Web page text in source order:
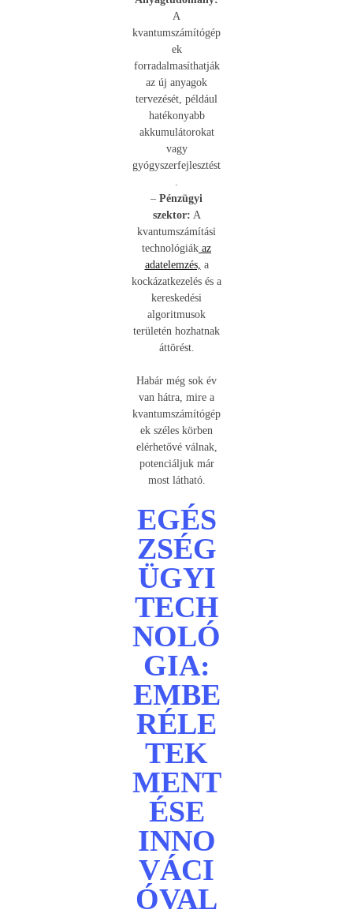
A
kvantumszámítógép
ek
forradalmasíthatják
az új anyagok
tervezését, például
hatékonyabb
akkumulátorokat
vagy
gyógyszerfejlesztést
.
– Pénzügyi
szektor: A
kvantumszámítási
technológiák az
adatelemzés, a
kockázatkezelés és a
kereskedési
algoritmusok
területén hozhatnak
áttörést.
Habár még sok év
van hátra, mire a
kvantumszámítógép
ek széles körben
elérhetővé válnak,
potenciáljuk már
most látható.
EGÉS
ZSÉG
ÜGYI
TECH
NOLÓ
GIA:
EMBE
RÉLE
TEK
MENT
ÉSE
INNO
VÁCI
ÓVAL